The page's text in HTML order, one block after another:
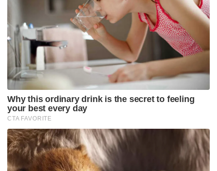
ഇതോടൊപ്പം തന്നെ ഡിസംബറിൽ മിയാമിയിൽ
നടക്കാനിരിക്കുന്ന ജി20 (G20) ഉച്ചകോടിയുടെ
ഭാഗമായി പ്രധാനമന്ത്രി നരേന്ദ്ര മോദി അമേരിക്ക
സന്ദർശിക്കുമെന്നും യുഎസ് അംബാസഡർ
സ്ഥിരീകരിച്ചു. വാർത്താ ഏജൻസിയായ
എഎൻഐയോടാണ് (ANI) അദ്ദേഹം ഇക്കാര്യം
വ്യക്തമാക്കിയത്. ഡിസംബർ 14, 15 തീയതികളിൽ
അമേരിക്കയിലെ മിയാമിയിൽ വെച്ചാണ്
ഇത്തവണത്തെ ജി20 ഉച്ചകോടി നടക്കുന്നത്. ഇതിന്
മുന്നോടിയായി യുഎസ് വിദേശകാര്യ സെക്രട്ടറി
മാർക്കോ റൂബിയോ വഴി ഡൊണാൾഡ് ട്രംപ്
പ്രധാനമന്ത്രി മോദിയെ വൈറ്റ് ഹൗസിലേക്ക്